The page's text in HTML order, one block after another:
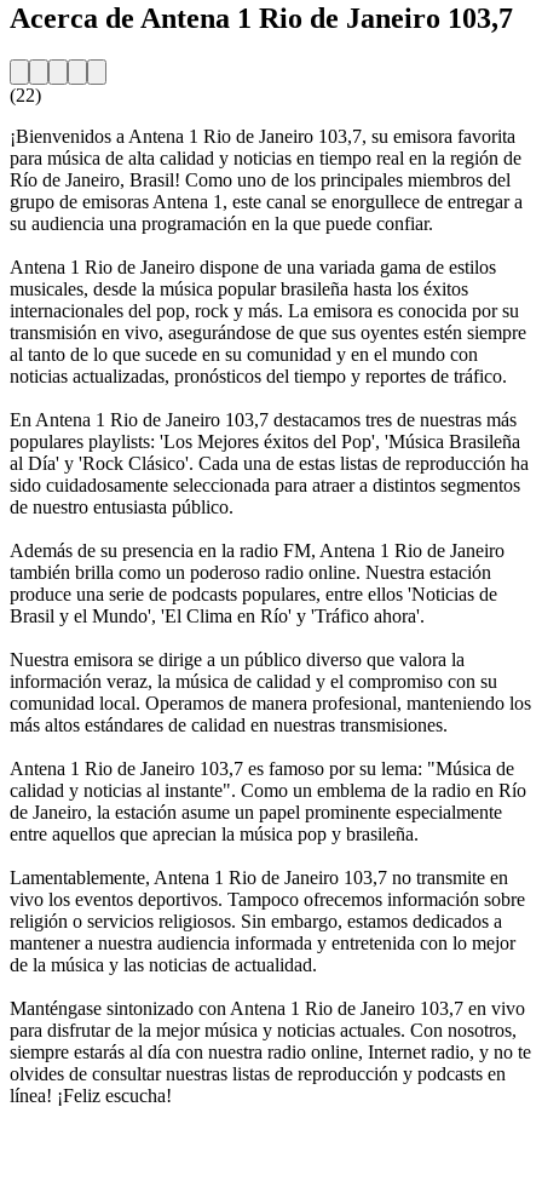
Acerca de Antena 1 Rio de Janeiro 103,7
(22)
¡Bienvenidos a Antena 1 Rio de Janeiro 103,7, su emisora favorita
para música de alta calidad y noticias en tiempo real en la región de
Río de Janeiro, Brasil! Como uno de los principales miembros del
grupo de emisoras Antena 1, este canal se enorgullece de entregar a
su audiencia una programación en la que puede confiar.
Antena 1 Rio de Janeiro dispone de una variada gama de estilos
musicales, desde la música popular brasileña hasta los éxitos
internacionales del pop, rock y más. La emisora es conocida por su
transmisión en vivo, asegurándose de que sus oyentes estén siempre
al tanto de lo que sucede en su comunidad y en el mundo con
noticias actualizadas, pronósticos del tiempo y reportes de tráfico.
En Antena 1 Rio de Janeiro 103,7 destacamos tres de nuestras más
populares playlists: 'Los Mejores éxitos del Pop', 'Música Brasileña
al Día' y 'Rock Clásico'. Cada una de estas listas de reproducción ha
sido cuidadosamente seleccionada para atraer a distintos segmentos
de nuestro entusiasta público.
Además de su presencia en la radio FM, Antena 1 Rio de Janeiro
también brilla como un poderoso radio online. Nuestra estación
produce una serie de podcasts populares, entre ellos 'Noticias de
Brasil y el Mundo', 'El Clima en Río' y 'Tráfico ahora'.
Nuestra emisora se dirige a un público diverso que valora la
información veraz, la música de calidad y el compromiso con su
comunidad local. Operamos de manera profesional, manteniendo los
más altos estándares de calidad en nuestras transmisiones.
Antena 1 Rio de Janeiro 103,7 es famoso por su lema: "Música de
calidad y noticias al instante". Como un emblema de la radio en Río
de Janeiro, la estación asume un papel prominente especialmente
entre aquellos que aprecian la música pop y brasileña.
Lamentablemente, Antena 1 Rio de Janeiro 103,7 no transmite en
vivo los eventos deportivos. Tampoco ofrecemos información sobre
religión o servicios religiosos. Sin embargo, estamos dedicados a
mantener a nuestra audiencia informada y entretenida con lo mejor
de la música y las noticias de actualidad.
Manténgase sintonizado con Antena 1 Rio de Janeiro 103,7 en vivo
para disfrutar de la mejor música y noticias actuales. Con nosotros,
siempre estarás al día con nuestra radio online, Internet radio, y no te
olvides de consultar nuestras listas de reproducción y podcasts en
línea! ¡Feliz escucha!